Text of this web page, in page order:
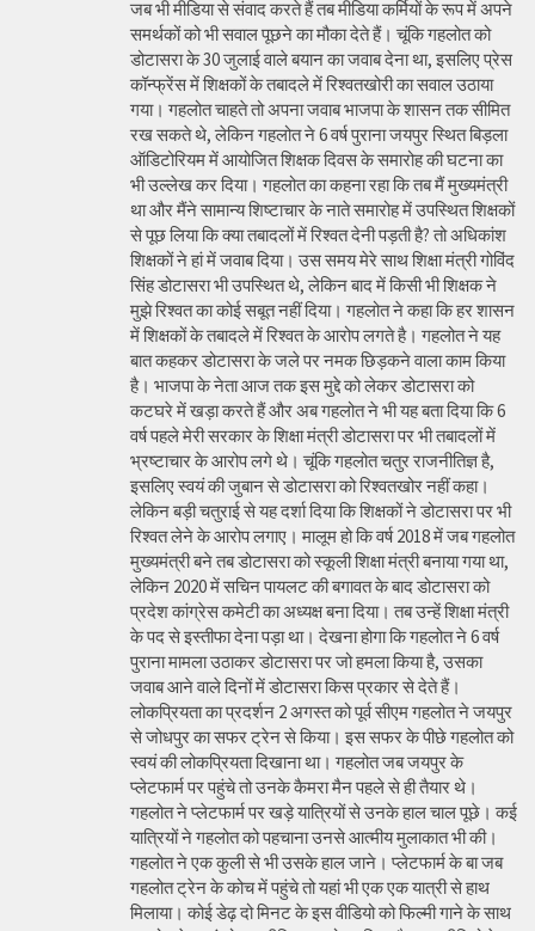
जब भी मीडिया से संवाद करते हैं तब मीडिया कर्मियों के रूप में अपने
समर्थकों को भी सवाल पूछने का मौका देते हैं। चूंकि गहलोत को
डोटासरा के 30 जुलाई वाले बयान का जवाब देना था, इसलिए प्रेस
कॉन्फ्रेंस में शिक्षकों के तबादले में रिश्वतखोरी का सवाल उठाया
गया। गहलोत चाहते तो अपना जवाब भाजपा के शासन तक सीमित
रख सकते थे, लेकिन गहलोत ने 6 वर्ष पुराना जयपुर स्थित बिड़ला
ऑडिटोरियम में आयोजित शिक्षक दिवस के समारोह की घटना का
भी उल्लेख कर दिया। गहलोत का कहना रहा कि तब मैं मुख्यमंत्री
था और मैंने सामान्य शिष्टाचार के नाते समारोह में उपस्थित शिक्षकों
से पूछ लिया कि क्या तबादलों में रिश्वत देनी पड़ती है? तो अधिकांश
शिक्षकों ने हां में जवाब दिया। उस समय मेरे साथ शिक्षा मंत्री गोविंद
सिंह डोटासरा भी उपस्थित थे, लेकिन बाद में किसी भी शिक्षक ने
मुझे रिश्वत का कोई सबूत नहीं दिया। गहलोत ने कहा कि हर शासन
में शिक्षकों के तबादले में रिश्वत के आरोप लगते है। गहलोत ने यह
बात कहकर डोटासरा के जले पर नमक छिड़कने वाला काम किया
है। भाजपा के नेता आज तक इस मुद्दे को लेकर डोटासरा को
कटघरे में खड़ा करते हैं और अब गहलोत ने भी यह बता दिया कि 6
वर्ष पहले मेरी सरकार के शिक्षा मंत्री डोटासरा पर भी तबादलों में
भ्रष्टाचार के आरोप लगे थे। चूंकि गहलोत चतुर राजनीतिज्ञ है,
इसलिए स्वयं की जुबान से डोटासरा को रिश्वतखोर नहीं कहा।
लेकिन बड़ी चतुराई से यह दर्शा दिया कि शिक्षकों ने डोटासरा पर भी
रिश्वत लेने के आरोप लगाए। मालूम हो कि वर्ष 2018 में जब गहलोत
मुख्यमंत्री बने तब डोटासरा को स्कूली शिक्षा मंत्री बनाया गया था,
लेकिन 2020 में सचिन पायलट की बगावत के बाद डोटासरा को
प्रदेश कांग्रेस कमेटी का अध्यक्ष बना दिया। तब उन्हें शिक्षा मंत्री
के पद से इस्तीफा देना पड़ा था। देखना होगा कि गहलोत ने 6 वर्ष
पुराना मामला उठाकर डोटासरा पर जो हमला किया है, उसका
जवाब आने वाले दिनों में डोटासरा किस प्रकार से देते हैं।
लोकप्रियता का प्रदर्शन 2 अगस्त को पूर्व सीएम गहलोत ने जयपुर
से जोधपुर का सफर ट्रेन से किया। इस सफर के पीछे गहलोत को
स्वयं की लोकप्रियता दिखाना था। गहलोत जब जयपुर के
प्लेटफार्म पर पहुंचे तो उनके कैमरा मैन पहले से ही तैयार थे।
गहलोत ने प्लेटफार्म पर खड़े यात्रियों से उनके हाल चाल पूछे। कई
यात्रियों ने गहलोत को पहचाना उनसे आत्मीय मुलाकात भी की।
गहलोत ने एक कुली से भी उसके हाल जाने। प्लेटफार्म के बा जब
गहलोत ट्रेन के कोच में पहुंचे तो यहां भी एक एक यात्री से हाथ
मिलाया। कोई डेढ़ दो मिनट के इस वीडियो को फिल्मी गाने के साथ